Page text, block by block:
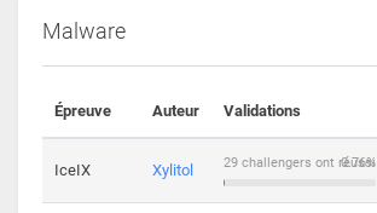
Malware
Épreuve Auteur Validations
IceIX Xylitol 0.76%
29 challengers ont réussi